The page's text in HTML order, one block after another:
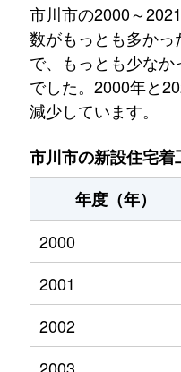
市川市の2000～
数がもっとも多か
で、もっとも少な
でした。2000年と
減少しています。
市川市の新設住宅着
年度（年）
2000
2001
2002
2003